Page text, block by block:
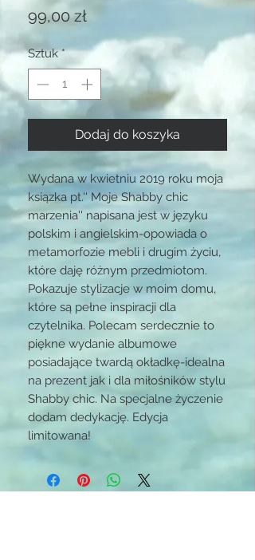
99,00 złCena
Sztuk *
Dodaj do koszyka
Wydana w kwietniu 2019 roku moja
ksiązka pt.'' Moje Shabby chic
marzenia'' napisana jest w języku
polskim i angielskim-opowiada o
metamorfozie mebli i drugim życiu,
które daję różnym przedmiotom.
Pokazuje stylizacje w moim domu,
które są pełne inspiracji dla
czytelnika. Polecam serdecznie to
piękne wydanie albumowe
posiadające twardą okładkę-idealna
na prezent jak i dla miłośników stylu
Shabby chic. Na specjalne życzenie
dodam dedykację. Edycja
limitowana!